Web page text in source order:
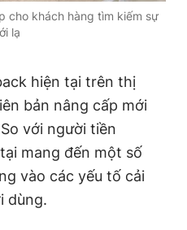
cho khách hàng tìm kiếm sự
lạ
hiện tại trên thị
bản nâng cấp mới
với người tiền
mang đến một số
vào các yếu tố cải
dùng.